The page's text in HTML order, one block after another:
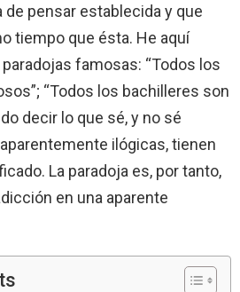
pensar establecida y que
tiempo que ésta. He aquí
famosas: “Todos los
“Todos los bachilleres son
decir lo que sé, y no sé
ilógicas, tienen
La paradoja es, por tanto,
en una aparente